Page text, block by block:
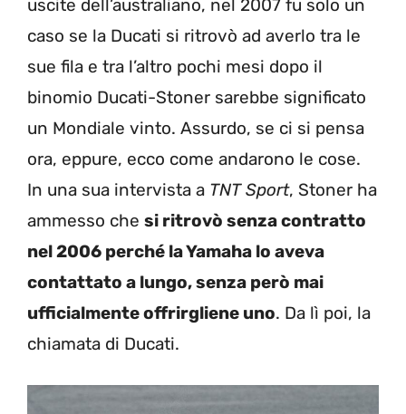
uscite dell’australiano, nel 2007 fu solo un
caso se la Ducati si ritrovò ad averlo tra le
sue fila e tra l’altro pochi mesi dopo il
binomio Ducati-Stoner sarebbe significato
un Mondiale vinto. Assurdo, se ci si pensa
ora, eppure, ecco come andarono le cose.
In una sua intervista a TNT Sport, Stoner ha
ammesso che si ritrovò senza contratto
nel 2006 perché la Yamaha lo aveva
contattato a lungo, senza però mai
ufficialmente offrirgliene uno. Da lì poi, la
chiamata di Ducati.